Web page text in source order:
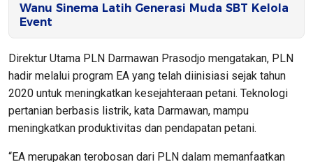
Wanu Sinema Latih Generasi Muda SBT Kelola
Event
Direktur Utama PLN Darmawan Prasodjo mengatakan, PLN
hadir melalui program EA yang telah diinisiasi sejak tahun
2020 untuk meningkatkan kesejahteraan petani. Teknologi
pertanian berbasis listrik, kata Darmawan, mampu
meningkatkan produktivitas dan pendapatan petani.
“EA merupakan terobosan dari PLN dalam memanfaatkan